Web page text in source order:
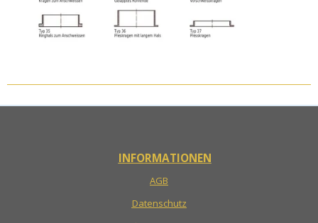
INFORMATIONEN
AGB
Datenschutz